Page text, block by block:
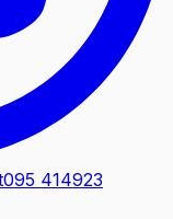
095 414923